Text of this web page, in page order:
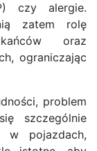
czy alergie.
zatem rolę
oraz
ograniczając
problem
szczególnie
w pojazdach,